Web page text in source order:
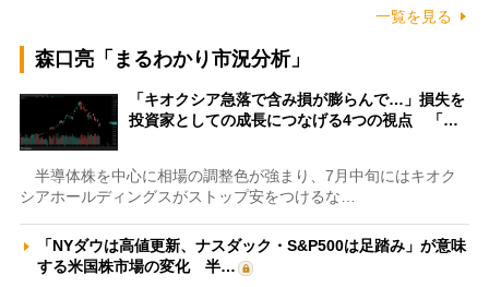
一覧を見る
森口亮「まるわかり市況分析」
「キオクシア急落で含み損が膨らんで…」損失を
投資家としての成長につなげる4つの視点 「…
半導体株を中心に相場の調整色が強まり、7月中旬にはキオク
シアホールディングスがストップ安をつけるな…
「NYダウは高値更新、ナスダック・S&P500は足踏み」が意味
する米国株市場の変化 半…